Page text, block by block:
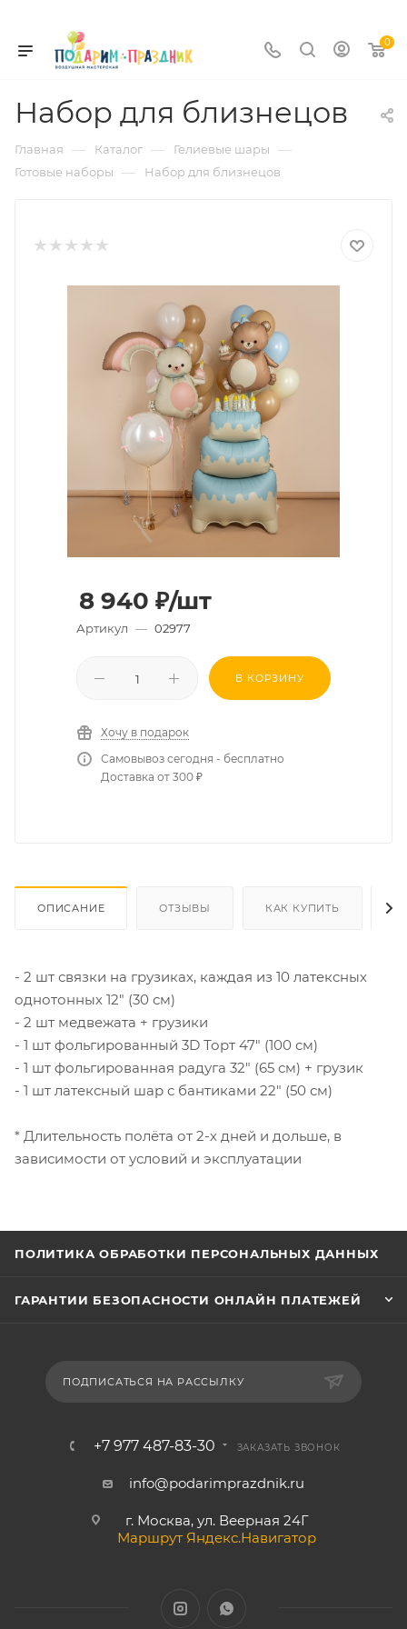
0
Набор для близнецов
Главная — Каталог — Гелиевые шары —
Готовые наборы — Набор для близнецов
8 940 ₽/шт
Артикул — 02977
В КОРЗИНУ
Хочу в подарок
Самовывоз сегодня - бесплатно
Доставка от 300 ₽
ОПИСАНИЕ ОТЗЫВЫ КАК КУПИТЬ
- 2 шт связки на грузиках, каждая из 10 латексных
однотонных 12" (30 см)
- 2 шт медвежата + грузики
- 1 шт фольгированный 3D Торт 47" (100 см)
- 1 шт фольгированная радуга 32" (65 см) + грузик
- 1 шт латексный шар с бантиками 22" (50 см)
* Длительность полёта от 2-х дней и дольше, в
зависимости от условий и эксплуатации
ПОЛИТИКА ОБРАБОТКИ ПЕРСОНАЛЬНЫХ ДАННЫХ
ГАРАНТИИ БЕЗОПАСНОСТИ ОНЛАЙН ПЛАТЕЖЕЙ
ПОДПИСАТЬСЯ НА РАССЫЛКУ
+7 977 487-83-30 ЗАКАЗАТЬ ЗВОНОК
info@podarimprazdnik.ru
г. Москва, ул. Веерная 24Г
Маршрут Яндекс.Навигатор